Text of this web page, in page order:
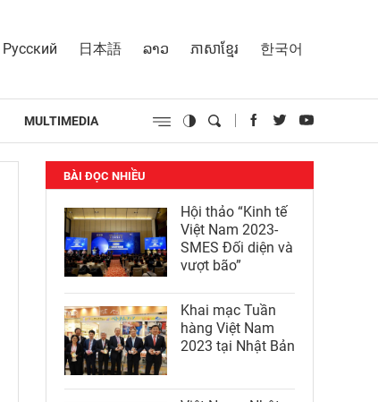
Русский 日本語 ລາວ ភាសាខ្មែរ 한국어
MULTIMEDIA
BÀI ĐỌC NHIỀU
Hội thảo “Kinh tế
Việt Nam 2023-
SMES Đối diện và
vượt bão”
Khai mạc Tuần
hàng Việt Nam
2023 tại Nhật Bản